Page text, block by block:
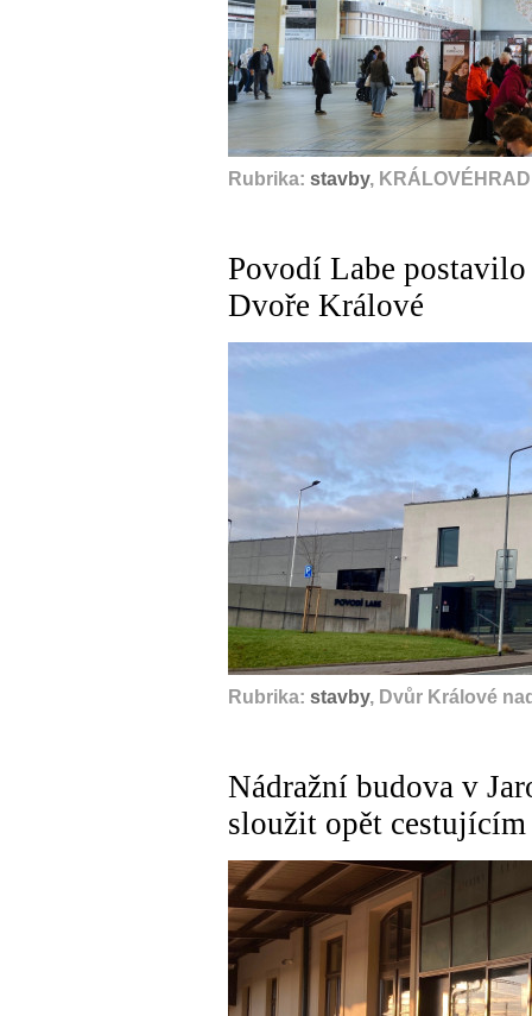
Rubrika: stavby,
Povodí Labe
Dvoře Králové
Rubrika: stavby, Dvůr Králové
Nádražní budova v
sloužit opět cestujícím